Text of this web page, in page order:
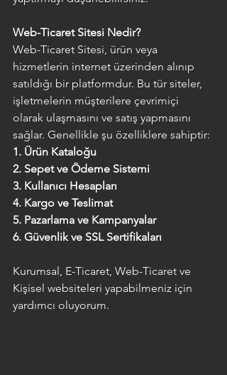
Web-Ticaret Sitesi Nedir?
Web-Ticaret Sitesi, ürün veya
hizmetlerin internet üzerinden alınıp
satıldığı bir platformdur. Bu tür siteler,
işletmelerin müşterilere çevrimiçi
olarak ulaşmasını ve satış yapmasını
sağlar. Genellikle şu özelliklere sahiptir:
1. Ürün Kataloğu
2. Sepet ve Ödeme Sistemi
3. Kullanıcı Hesapları
4. Kargo ve Teslimat
5. Pazarlama ve Kampanyalar
6. Güvenlik ve SSL Sertifikaları
Kurumsal, E-Ticaret, Web-Ticaret ve
Kişisel websiteleri yapabilmeniz için
yardımcı oluyorum.